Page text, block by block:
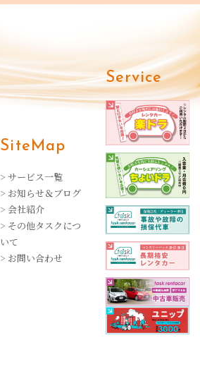
SiteMap
> サービス一覧
> お知らせ＆ブログ
> 会社紹介
> その他タスクにつ
いて
> お問い合わせ
Service